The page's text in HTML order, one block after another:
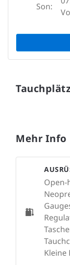
Son:
Mehr Info
Open-
Kleine